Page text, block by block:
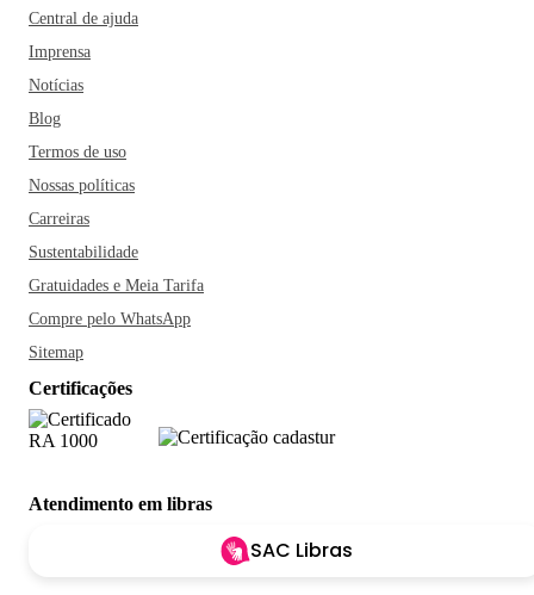
Central de ajuda
Imprensa
Notícias
Blog
Termos de uso
Nossas políticas
Carreiras
Sustentabilidade
Gratuidades e Meia Tarifa
Compre pelo WhatsApp
Sitemap
Certificações
Atendimento em libras
SAC Libras